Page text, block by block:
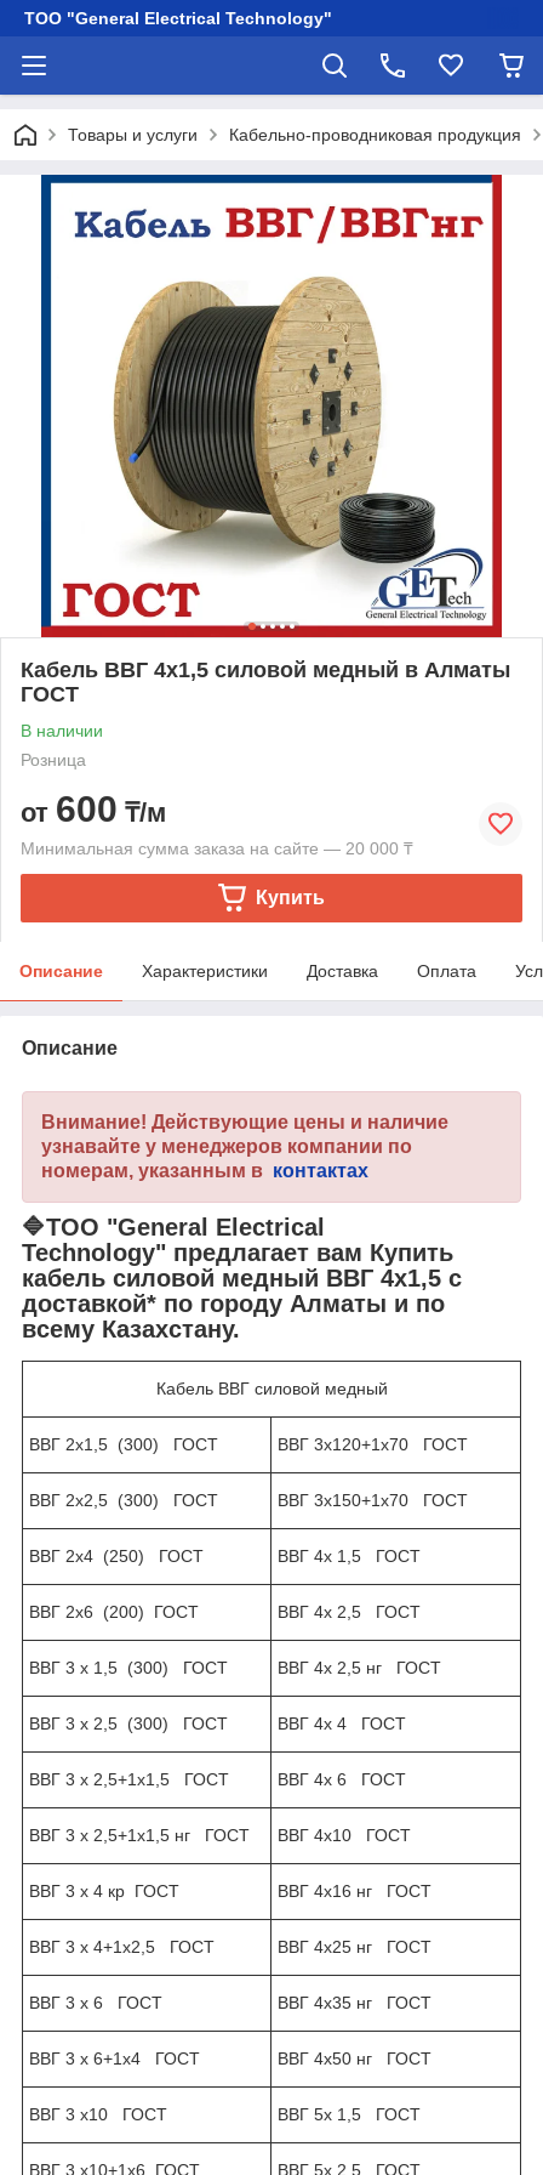
ТОО "General Electrical Technology"
Товары и услуги Кабельно-проводниковая продукция
Кабель ВВГ 4х1,5 силовой медный в Алматы
ГОСТ
В наличии
Розница
от 600 ₸/м
Минимальная сумма заказа на сайте — 20 000 ₸
Купить
Описание Характеристики Доставка Оплата
Описание
Внимание! Действующие цены и наличие
узнавайте у менеджеров компании по
номерам, указанным в контактах
🔷ТОО "General Electrical
Technology" предлагает вам Купить
кабель силовой медный ВВГ 4х1,5 с
доставкой* по городу Алматы и по
всему Казахстану.
Кабель ВВГ силовой медный
ВВГ 2х1,5 (300) ГОСТ ВВГ 3х120+1х70 ГОСТ
ВВГ 2х2,5 (300) ГОСТ ВВГ 3х150+1х70 ГОСТ
ВВГ 2х4 (250) ГОСТ ВВГ 4х 1,5 ГОСТ
ВВГ 2х6 (200) ГОСТ ВВГ 4х 2,5 ГОСТ
ВВГ 3 х 1,5 (300) ГОСТ ВВГ 4х 2,5 нг ГОСТ
ВВГ 3 х 2,5 (300) ГОСТ ВВГ 4х 4 ГОСТ
ВВГ 3 х 2,5+1х1,5 ГОСТ ВВГ 4х 6 ГОСТ
ВВГ 3 х 2,5+1х1,5 нг ГОСТ ВВГ 4х10 ГОСТ
ВВГ 3 х 4 кр ГОСТ ВВГ 4х16 нг ГОСТ
ВВГ 3 х 4+1х2,5 ГОСТ ВВГ 4х25 нг ГОСТ
ВВГ 3 х 6 ГОСТ ВВГ 4х35 нг ГОСТ
ВВГ 3 х 6+1х4 ГОСТ ВВГ 4х50 нг ГОСТ
ВВГ 3 х10 ГОСТ ВВГ 5х 1,5 ГОСТ
ВВГ 3 х10+1х6 ГОСТ ВВГ 5х 2,5 ГОСТ